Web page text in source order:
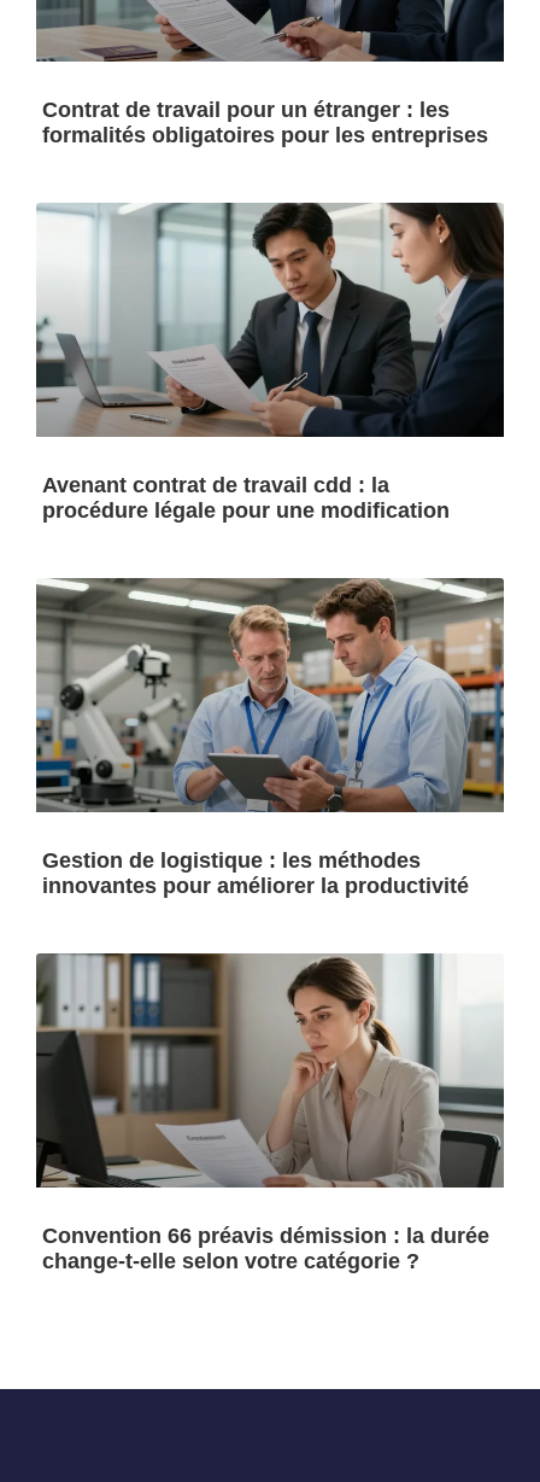
Contrat de travail pour un étranger : les
formalités obligatoires pour les entreprises
Avenant contrat de travail cdd : la
procédure légale pour une modification
Gestion de logistique : les méthodes
innovantes pour améliorer la productivité
Convention 66 préavis démission : la durée
change-t-elle selon votre catégorie ?